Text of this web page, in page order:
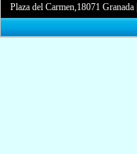
Plaza del Carmen,18071 Granada